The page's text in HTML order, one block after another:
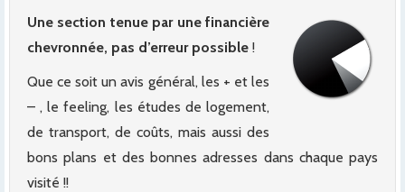
Une section tenue par une financière
chevronnée, pas d’erreur possible !
Que ce soit un avis général, les + et les
– , le feeling, les études de logement,
de transport, de coûts, mais aussi des
bons plans et des bonnes adresses dans chaque pays
visité !!